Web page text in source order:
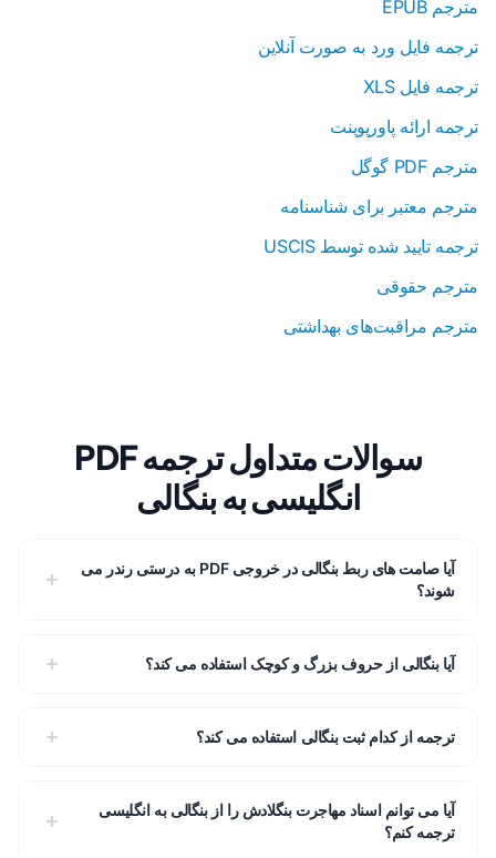
مترجم EPUB
ترجمه فایل ورد به صورت آنلاین
ترجمه فایل XLS
ترجمه ارائه پاورپوینت
مترجم PDF گوگل
مترجم معتبر برای شناسنامه
ترجمه تایید شده توسط USCIS
مترجم حقوقی
مترجم مراقبت‌های بهداشتی
سوالات متداول ترجمه PDF
انگلیسی به بنگالی
آیا صامت های ربط بنگالی در خروجی PDF به درستی رندر می
شوند؟
آیا بنگالی از حروف بزرگ و کوچک استفاده می کند؟
ترجمه از کدام ثبت بنگالی استفاده می کند؟
آیا می توانم اسناد مهاجرت بنگلادش را از بنگالی به انگلیسی
ترجمه کنم؟